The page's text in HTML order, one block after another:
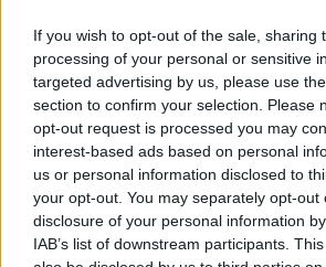
If you wish to opt-out of the sale, sharing
processing of your personal or sensitive
targeted advertising by us, please use
section to confirm your selection. Please
opt-out request is processed you may
interest-based ads based on personal
us or personal information disclosed to
your opt-out. You may separately opt-out
disclosure of your personal information
IAB’s list of downstream participants.
Komentarai
Rašyti komentarą
Jūsų vardas